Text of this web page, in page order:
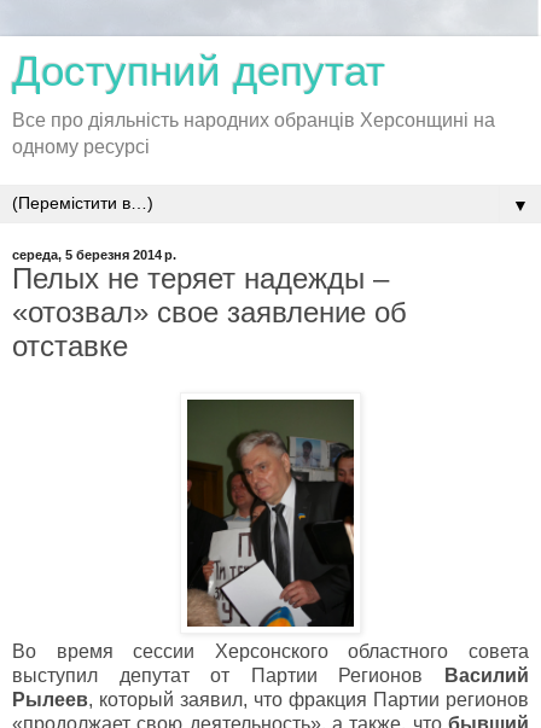
Доступний депутат
Все про діяльність народних обранців Херсонщині на
одному ресурсі
▼
середа, 5 березня 2014 р.
Пелых не теряет надежды –
«отозвал» свое заявление об
отставке
Во время сессии Херсонского областного совета
выступил депутат от Партии Регионов
Василий
Рылеев, который заявил, что фракция Партии регионов
«продолжает свою деятельность», а также, что бывший